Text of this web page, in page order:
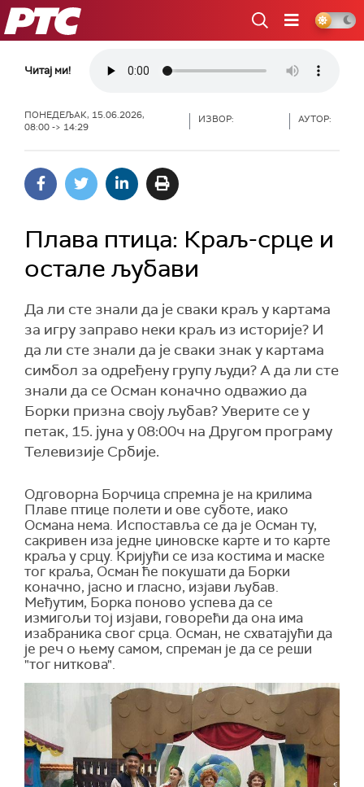
РТС
Читај ми!
ПОНЕДЕЉАК, 15.06.2026,
08:00 -> 14:29
ИЗВОР: АУТОР:
Плава птица: Краљ-срце и
остале љубави
Да ли сте знали да је сваки краљ у картама
за игру заправо неки краљ из историје? И
да ли сте знали да је сваки знак у картама
симбол за одређену групу људи? А да ли сте
знали да се Осман коначно одважио да
Борки призна своју љубав? Уверите се у
петак, 15. јуна у 08:00ч на Другом програму
Телевизије Србије.
Одговорна Борчица спремна је на крилима
Плаве птице полети и ове суботе, иако
Османа нема. Испоставља се да је Осман ту,
сакривен иза једне џиновске карте и то карте
краља у срцу. Кријући се иза костима и маске
тог краља, Осман ће покушати да Борки
коначно, јасно и гласно, изјави љубав.
Међутим, Борка поново успева да се
измигољи тој изјави, говорећи да она има
изабраника свог срца. Осман, не схватајући да
је реч о њему самом, спреман је да се реши
"тог ниткова".